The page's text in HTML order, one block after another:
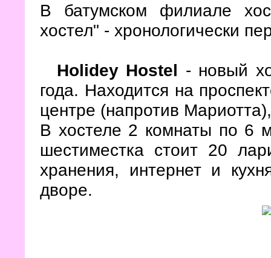
В батумском филиале
хостел" - хронологически
Holidey Hostel - новый
года. Находится на
центре (напротив
В хостеле 2 комнаты по 6
шестиместка стоит 20
хранения, интернет и
дворе.